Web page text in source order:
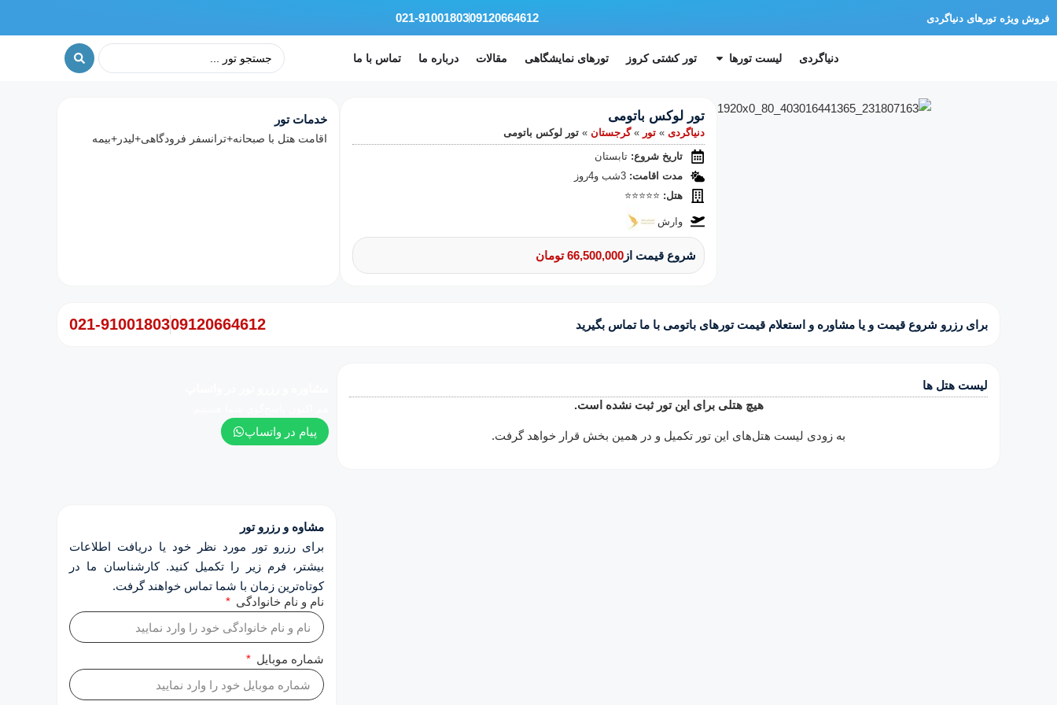
فروش ویژه تورهای دنیاگردی 09120664612
021-91001803
دنیاگردی لیست تورها تور کشتی کروز تورهای نمایشگاهی مقالات درباره ما تماس با ما
تور لوکس باتومی
دنیا‌گردی » تور »گرجستان » تور لوکس باتومی
تاریخ شروع: تابستان
مدت اقامت:
هتل: ⭐⭐⭐⭐⭐
وارش
شروع قیمت از 66,500,000 تومان
خدمات تور
اقامت هتل با صبحانه+ترانسفر فرودگاهی+لیدر+بیمه
برای رزرو شروع قیمت و یا مشاوره و استعلام قیمت تورهای باتومی با ما تماس بگیرید 09120664612
021-91001803
لیست هتل ها
هیچ هتلی برای این تور ثبت نشده است.
به زودی لیست هتل‌های این تور تکمیل و در همین بخش قرار خواهد گرفت. پیام در واتساپ
مشاوه و رزرو تور
برای رزرو تور مورد نظر خود یا دریافت اطلاعات
بیشتر، فرم زیر را تکمیل کنید. کارشناسان ما در
کوتاه‌ترین زمان با شما تماس خواهند گرفت.
نام و نام خانوادگی
شماره موبایل